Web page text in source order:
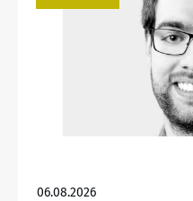
06.08.2026